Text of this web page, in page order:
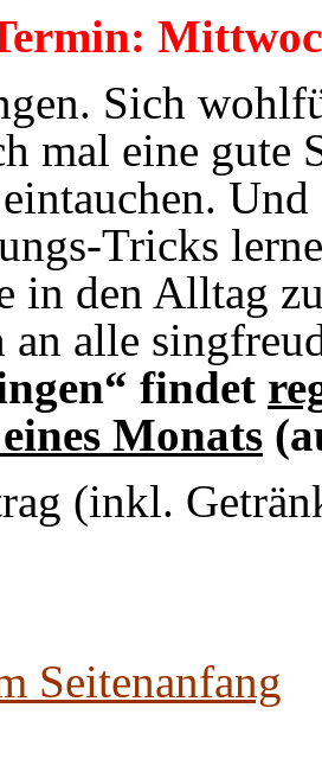
Sich
mal eine gute
Tricks
in den Alltag
an alle
findet
Monats
(inkl.
Seitenanfang